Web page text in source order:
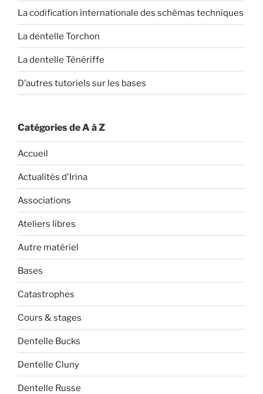
La codification internationale des schémas techniques
La dentelle Torchon
La dentelle Ténériffe
D’autres tutoriels sur les bases
Catégories de A à Z
Accueil
Actualités d'Irina
Associations
Ateliers libres
Autre matériel
Bases
Catastrophes
Cours & stages
Dentelle Bucks
Dentelle Cluny
Dentelle Russe